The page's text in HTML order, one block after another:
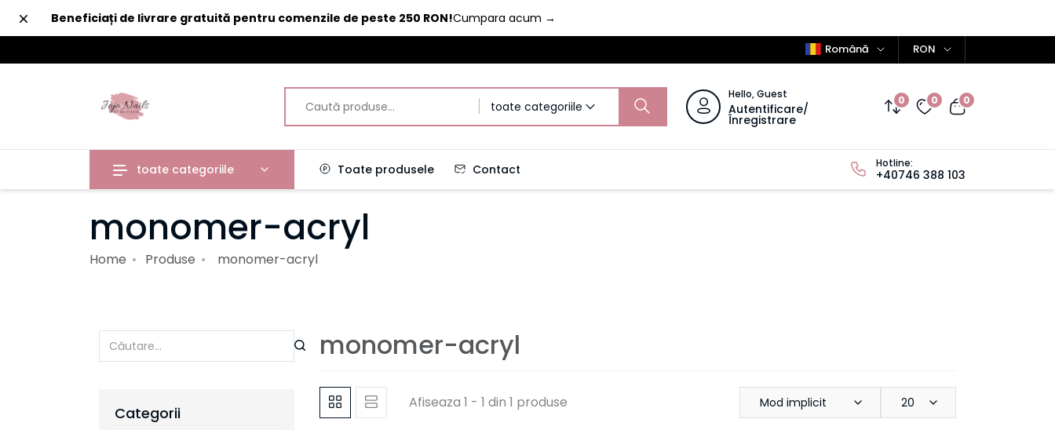
Beneficiați de livrare gratuită pentru comenzile de peste 250 RON!Cumpara acum →
Închide
Română RON
toate categoriile
Hello, Guest
Autentificare/
Înregistrare
0 0 0
toate categoriile Toate produsele Contact Hotline:
+40746 388 103
monomer-acryl
Home Produse monomer-acryl
Categorii
monomer-acryl
Afiseaza 1 - 1 din 1 produse Mod implicit 20